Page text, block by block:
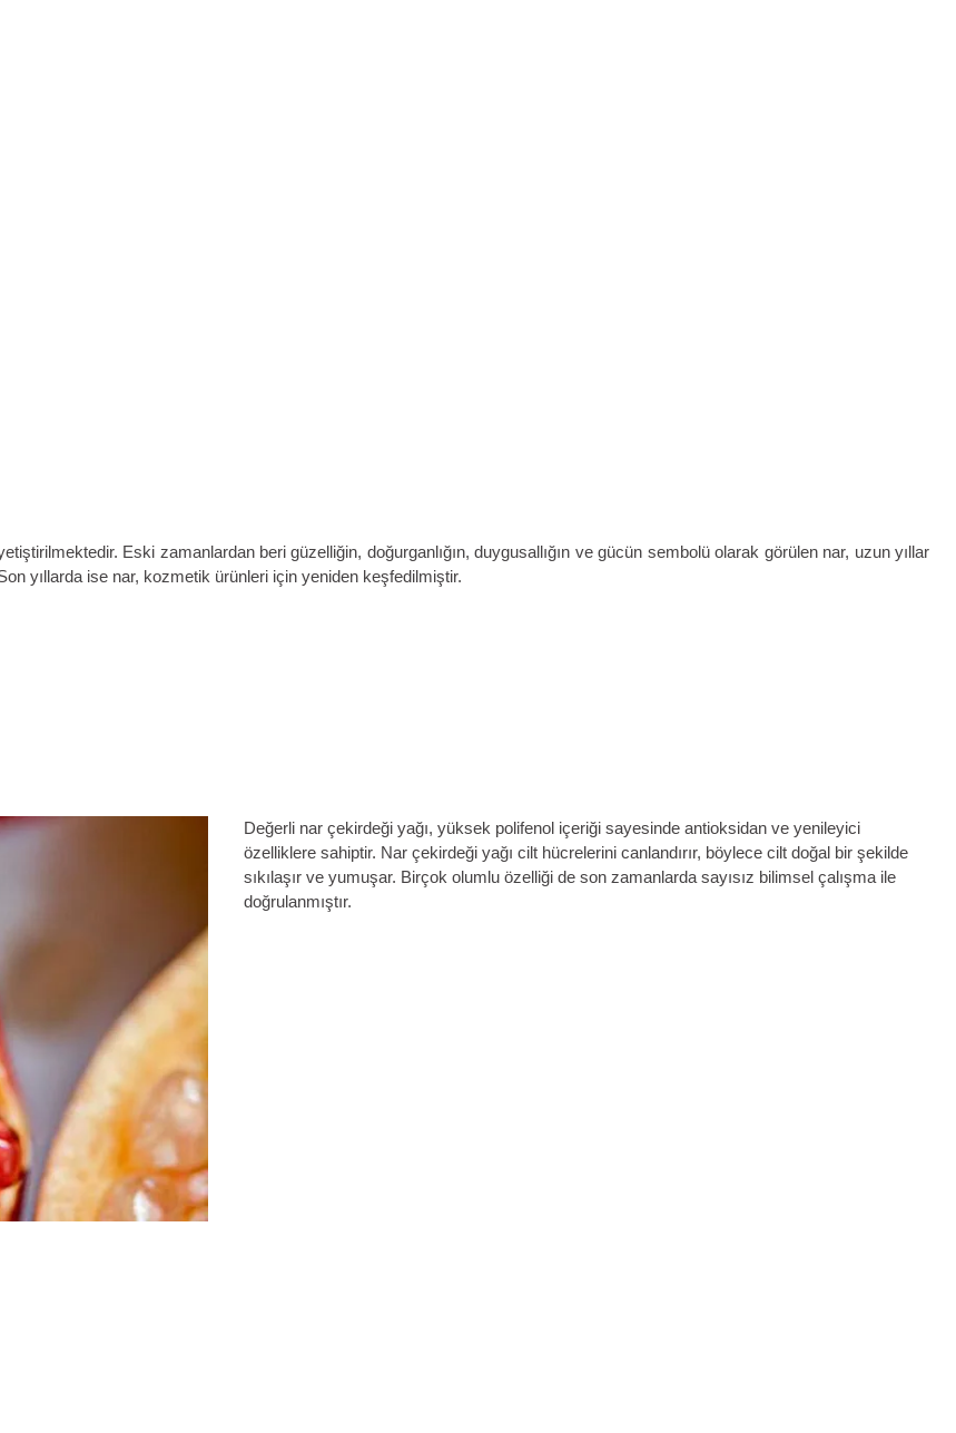
Eski zamanlardan beri güzelliğin, doğurganlığın, duygusallığın ve gücün sembolü olarak görülen nar, uzun yıllar
yıllarda ise nar, kozmetik ürünleri için yeniden keşfedilmiştir.
Değerli nar çekirdeği yağı, yüksek polifenol içeriği sayesinde antioksidan ve yenileyici
özelliklere sahiptir. Nar çekirdeği yağı cilt hücrelerini canlandırır, böylece cilt doğal bir şekilde
sıkılaşır ve yumuşar. Birçok olumlu özelliği de son zamanlarda sayısız bilimsel çalışma ile
doğrulanmıştır.